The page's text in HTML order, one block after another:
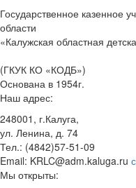
Государственное казенное
области
«Калужская областная
(ГКУК КО «КОДБ»)
Основана в 1954г.
Наш адрес:
248001, г.Калуга,
ул. Ленина, д. 74
Тел.: (4842)57-51-09
Email: KRLC@adm.kaluga.ru
Мы открыты: